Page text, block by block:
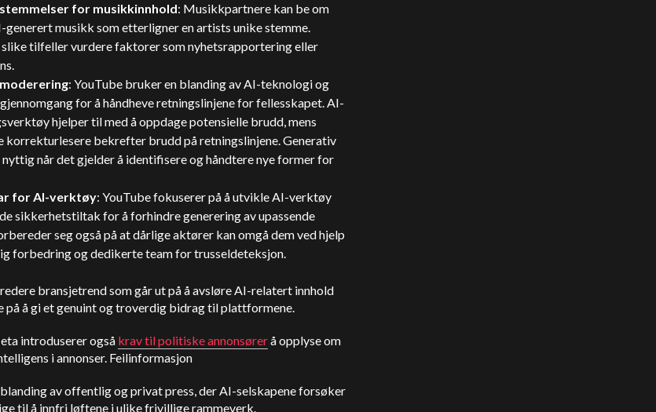
for musikkinnhold: Musikkpartnere kan be om
generert musikk som etterligner en artists unike stemme.
slike tilfeller vurdere faktorer som nyhetsrapportering eller
: YouTube bruker en blanding av AI-teknologi og
for å håndheve retningslinjene for fellesskapet. AI-
hjelper til med å oppdage potensielle brudd, mens
korrekturlesere bekrefter brudd på retningslinjene. Generativ
når det gjelder å identifisere og håndtere nye former for
for AI-verktøy: YouTube fokuserer på å utvikle AI-verktøy
sikkerhetstiltak for å forhindre generering av upassende
seg også på at dårlige aktører kan omgå dem ved hjelp
forbedring og dedikerte team for trusseldeteksjon.
bransjetrend som går ut på å avsløre AI-relatert innhold
på å gi et genuint og troverdig bidrag til plattformene.
introduserer også krav til politiske annonsørerå opplyse om
i annonser. Feilinformasjon
av offentlig og privat press, der AI-selskapene forsøker
til å innfri løftene i ulike frivillige rammeverk.